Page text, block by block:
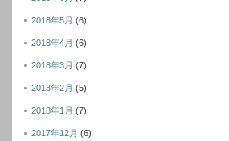
2018年5月 (6)
2018年4月 (6)
2018年3月 (7)
2018年2月 (5)
2018年1月 (7)
2017年12月 (6)